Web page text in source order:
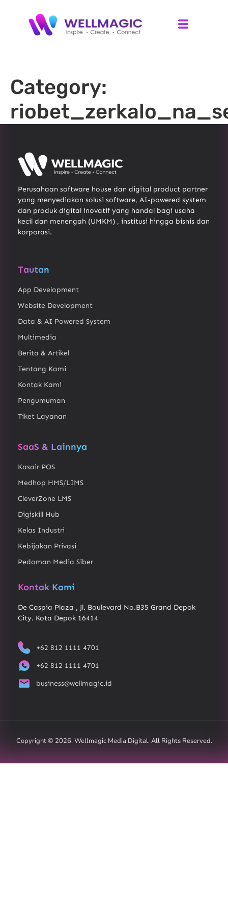
Category:
Perusahaan software house dan digital product partner
yang menyediakan solusi software, AI-powered system
dan produk digital inovatif yang handal bagi usaha
kecil dan menengah (UMKM) , institusi hingga bisnis dan
korporasi.
Tautan
App Development
Website Development
Data & AI Powered System
Multimedia
Berita & Artikel
Tentang Kami
Kontak Kami
Pengumuman
Tiket Layanan
SaaS & Lainnya
Kasair POS
Medhop HMS/LIMS
CleverZone LMS
Digiskill Hub
Kelas Industri
Kebijakan Privasi
Pedoman Media Siber
Kontak Kami
De Caspia Plaza , Jl. Boulevard No.B35 Grand Depok
City. Kota Depok 16414
+62 812 1111 4701
+62 812 1111 4701
business@wellmagic.id
Copyright © 2026. Wellmagic Media Digital. All Rights Reserved.